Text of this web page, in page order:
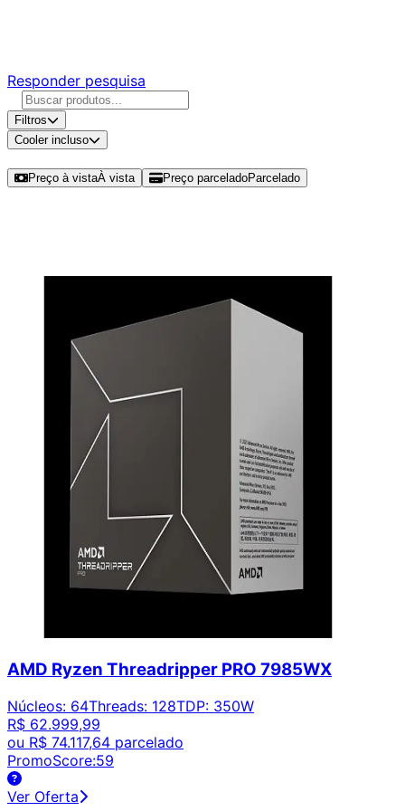
Responder pesquisa
Filtros
Cooler incluso
Preço à vistaÀ vista Preço parceladoParcelado
AMD Ryzen Threadripper PRO 7985WX
Núcleos: 64Threads: 128TDP: 350W
R$ 62.999,99
ou R$ 74.117,64 parcelado
PromoScore:59
Ver Oferta